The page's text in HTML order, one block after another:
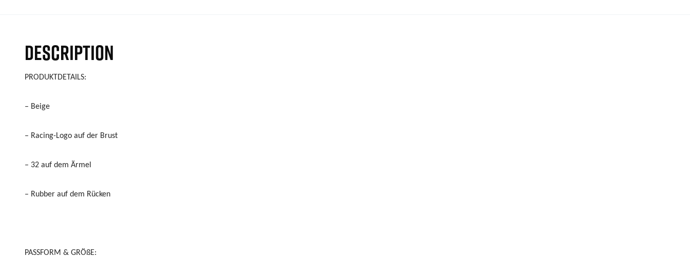
DESCRIPTION
PRODUKTDETAILS:
– Beige
– Racing-Logo auf der Brust
– 32 auf dem Ärmel
– Rubber auf dem Rücken
PASSFORM & GRÖßE: